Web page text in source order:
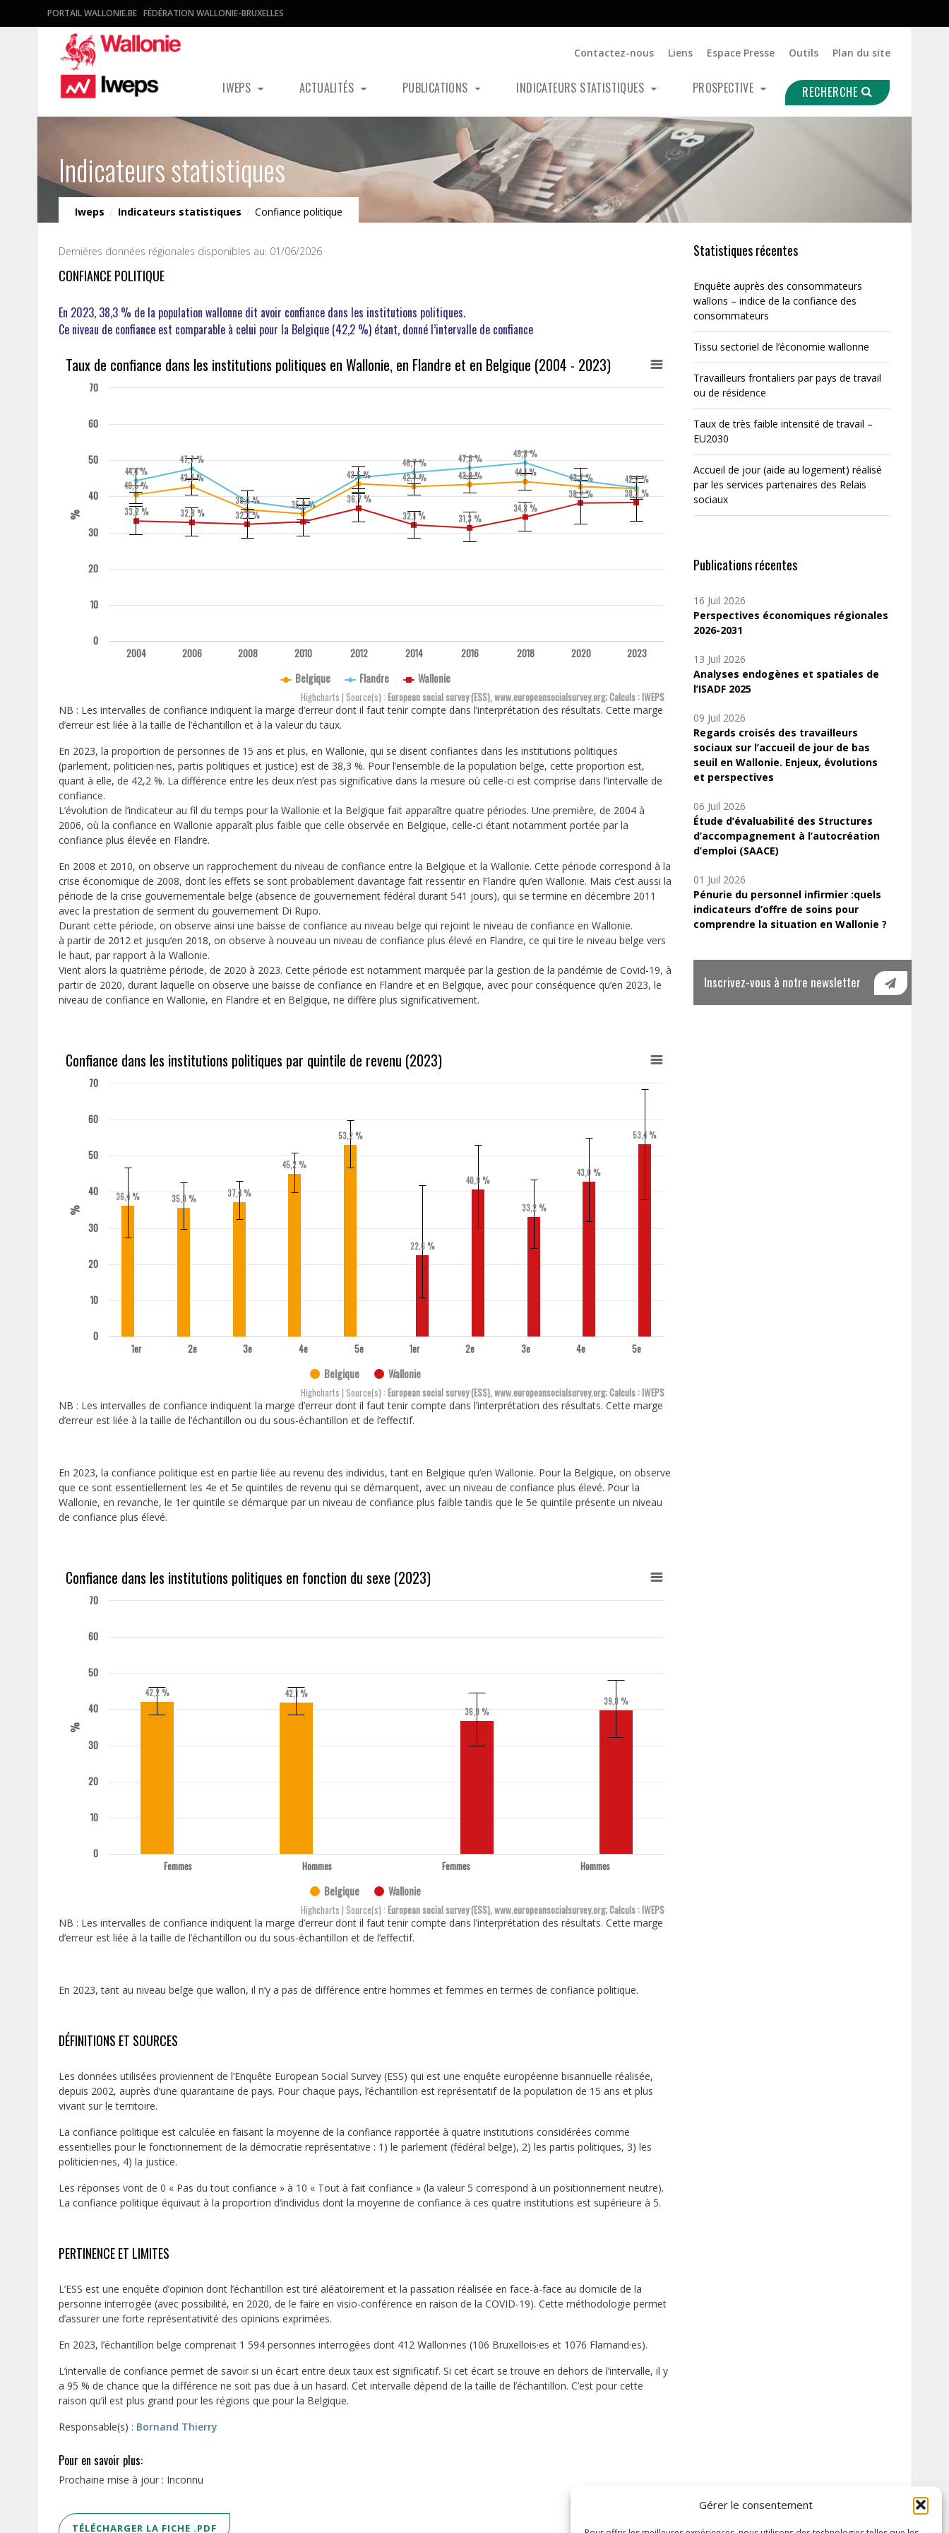
Gérer le consentement
PORTAIL WALLONIE.BE FÉDÉRATION WALLONIE-BRUXELLES
Contactez-nous Liens Espace Presse Outils Plan du site
IWEPS ACTUALITÉS PUBLICATIONS INDICATEURS STATISTIQUES PROSPECTIVE RECHERCHE
Indicateurs statistiques
Iweps / Indicateurs statistiques / Confiance politique
Dernières données régionales disponibles au: 01/06/2026
CONFIANCE POLITIQUE
En 2023, 38,3 % de la population wallonne dit avoir confiance dans les institutions politiques.
Ce niveau de confiance est comparable à celui pour la Belgique (42,2 %) étant, donné l’intervalle de confiance
%
Belgique Flandre Wallonie
0
10
20
30
40
50
60
70
Highcharts | Source(s) : European social survey (ESS), www.europeansocialsurvey.org; Calculs : IWEPS
Taux de confiance dans les institutions politiques en Wallonie, en Flandre et en Belgique (2004 - 2023)
2004 2006 2008 2010 2012 2014 2016 2018 2020 2023
40,5 %
42,7 %
36,3 %
35,2 %
43,5 % 42,7 % 43,3 % 44,1 % 42,7 % 42,2 %
44,4 %
47,7 % 46,7 % 47,9 % 49,3 %
33,2 % 32,8 % 32,3 %
36,7 %
32,1 %
31,3 %
34,3 %
38,2 % 38,3 %
NB : Les intervalles de confiance indiquent la marge d’erreur dont il faut tenir compte dans l’interprétation des résultats. Cette marge
d’erreur est liée à la taille de l’échantillon et à la valeur du taux.
En 2023, la proportion de personnes de 15 ans et plus, en Wallonie, qui se disent confiantes dans les institutions politiques
(parlement, politicien·nes, partis politiques et justice) est de 38,3 %. Pour l’ensemble de la population belge, cette proportion est,
quant à elle, de 42,2 %. La différence entre les deux n’est pas significative dans la mesure où celle-ci est comprise dans l’intervalle de
confiance.
L’évolution de l’indicateur au fil du temps pour la Wallonie et la Belgique fait apparaître quatre périodes. Une première, de 2004 à
2006, où la confiance en Wallonie apparaît plus faible que celle observée en Belgique, celle-ci étant notamment portée par la
confiance plus élevée en Flandre.
En 2008 et 2010, on observe un rapprochement du niveau de confiance entre la Belgique et la Wallonie. Cette période correspond à la
crise économique de 2008, dont les effets se sont probablement davantage fait ressentir en Flandre qu’en Wallonie. Mais c’est aussi la
période de la crise gouvernementale belge (absence de gouvernement fédéral durant 541 jours), qui se termine en décembre 2011
avec la prestation de serment du gouvernement Di Rupo.
Durant cette période, on observe ainsi une baisse de confiance au niveau belge qui rejoint le niveau de confiance en Wallonie.
à partir de 2012 et jusqu’en 2018, on observe à nouveau un niveau de confiance plus élevé en Flandre, ce qui tire le niveau belge vers
le haut, par rapport à la Wallonie.
Vient alors la quatrième période, de 2020 à 2023. Cette période est notamment marquée par la gestion de la pandémie de Covid-19, à
partir de 2020, durant laquelle on observe une baisse de confiance en Flandre et en Belgique, avec pour conséquence qu’en 2023, le
niveau de confiance en Wallonie, en Flandre et en Belgique, ne diffère plus significativement.
%
Belgique Wallonie
0
10
20
30
40
50
60
70
Highcharts | Source(s) : European social survey (ESS), www.europeansocialsurvey.org; Calculs : IWEPS
Confiance dans les institutions politiques par quintile de revenu (2023)
1er 2e 3e 4e 5e 1er 2e 3e 4e 5e
36,4 % 35,8 % 37,4 %
45,2 %
53,2 %
22,6 %
40,9 %
33,2 %
43,0 %
53,4 %
NB : Les intervalles de confiance indiquent la marge d’erreur dont il faut tenir compte dans l’interprétation des résultats. Cette marge
d’erreur est liée à la taille de l’échantillon ou du sous-échantillon et de l’effectif.
En 2023, la confiance politique est en partie liée au revenu des individus, tant en Belgique qu’en Wallonie. Pour la Belgique, on observe
que ce sont essentiellement les 4e et 5e quintiles de revenu qui se démarquent, avec un niveau de confiance plus élevé. Pour la
Wallonie, en revanche, le 1er quintile se démarque par un niveau de confiance plus faible tandis que le 5e quintile présente un niveau
de confiance plus élevé.
%
Belgique Wallonie
0
10
20
30
40
50
60
70
Highcharts | Source(s) : European social survey (ESS), www.europeansocialsurvey.org; Calculs : IWEPS
Confiance dans les institutions politiques en fonction du sexe (2023)
Femmes Hommes Femmes Hommes
42,2 %
42,1 %
36,9 %
39,8 %
NB : Les intervalles de confiance indiquent la marge d’erreur dont il faut tenir compte dans l’interprétation des résultats. Cette marge
d’erreur est liée à la taille de l’échantillon ou du sous-échantillon et de l’effectif.
En 2023, tant au niveau belge que wallon, il n’y a pas de différence entre hommes et femmes en termes de confiance politique.
DÉFINITIONS ET SOURCES
Les données utilisées proviennent de l’Enquête European Social Survey (ESS) qui est une enquête européenne bisannuelle réalisée,
depuis 2002, auprès d’une quarantaine de pays. Pour chaque pays, l’échantillon est représentatif de la population de 15 ans et plus
vivant sur le territoire.
La confiance politique est calculée en faisant la moyenne de la confiance rapportée à quatre institutions considérées comme
essentielles pour le fonctionnement de la démocratie représentative : 1) le parlement (fédéral belge), 2) les partis politiques, 3) les
politicien·nes, 4) la justice.
Les réponses vont de 0 « Pas du tout confiance » à 10 « Tout à fait confiance » (la valeur 5 correspond à un positionnement neutre).
La confiance politique équivaut à la proportion d’individus dont la moyenne de confiance à ces quatre institutions est supérieure à 5.
PERTINENCE ET LIMITES
L’ESS est une enquête d’opinion dont l’échantillon est tiré aléatoirement et la passation réalisée en face-à-face au domicile de la
personne interrogée (avec possibilité, en 2020, de le faire en visio-conférence en raison de la COVID-19). Cette méthodologie permet
d’assurer une forte représentativité des opinions exprimées.
En 2023, l’échantillon belge comprenait 1 594 personnes interrogées dont 412 Wallon·nes (106 Bruxellois·es et 1076 Flamand·es).
L’intervalle de confiance permet de savoir si un écart entre deux taux est significatif. Si cet écart se trouve en dehors de l’intervalle, il y
a 95 % de chance que la différence ne soit pas due à un hasard. Cet intervalle dépend de la taille de l’échantillon. C’est pour cette
raison qu’il est plus grand pour les régions que pour la Belgique.
Responsable(s) : Bornand Thierry
Pour en savoir plus:
Prochaine mise à jour : Inconnu
TÉLÉCHARGER LA FICHE .PDF
Statistiques récentes
Enquête auprès des consommateurs
wallons – indice de la confiance des
consommateurs
Tissu sectoriel de l’économie wallonne
Travailleurs frontaliers par pays de travail
ou de résidence
Taux de très faible intensité de travail –
EU2030
Accueil de jour (aide au logement) réalisé
par les services partenaires des Relais
sociaux
Publications récentes
16 Juil 2026
Perspectives économiques régionales
2026-2031
13 Juil 2026
Analyses endogènes et spatiales de
l’ISADF 2025
09 Juil 2026
Regards croisés des travailleurs
sociaux sur l’accueil de jour de bas
seuil en Wallonie. Enjeux, évolutions
et perspectives
06 Juil 2026
Étude d’évaluabilité des Structures
d’accompagnement à l’autocréation
d’emploi (SAACE)
01 Juil 2026
Pénurie du personnel infirmier :quels
indicateurs d’offre de soins pour
comprendre la situation en Wallonie ?
Inscrivez-vous à notre newsletter